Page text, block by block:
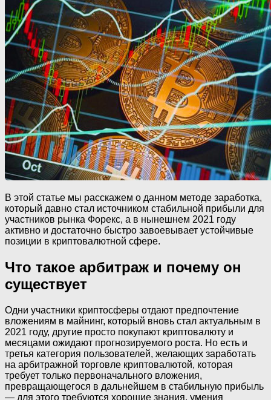
В этой статье мы расскажем о данном методе заработка,
который давно стал источником стабильной прибыли для
участников рынка Форекс, а в нынешнем 2021 году
активно и достаточно быстро завоевывает устойчивые
позиции в криптовалютной сфере.
Что такое арбитраж и почему он
существует
Одни участники криптосферы отдают предпочтение
вложениям в майнинг, который вновь стал актуальным в
2021 году, другие просто покупают криптовалюту и
месяцами ожидают прогнозируемого роста. Но есть и
третья категория пользователей, желающих заработать
на арбитражной торговле криптовалютой, которая
требует только первоначального вложения,
превращающегося в дальнейшем в стабильную прибыль
— для этого требуются хорошие знания, умения